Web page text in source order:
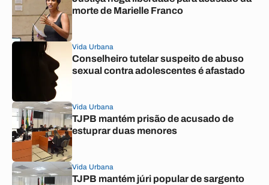
morte de Marielle Franco
Vida Urbana
Conselheiro tutelar suspeito de abuso
sexual contra adolescentes é afastado
Vida Urbana
TJPB mantém prisão de acusado de
estuprar duas menores
Vida Urbana
TJPB mantém júri popular de sargento